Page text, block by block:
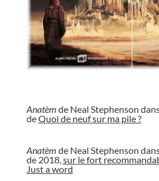
Anatèm de Neal Stephenson
deQuoi de neuf sur ma pile ?
Anatèm de Neal Stephenson
de 2018, sur le fort
Just a word